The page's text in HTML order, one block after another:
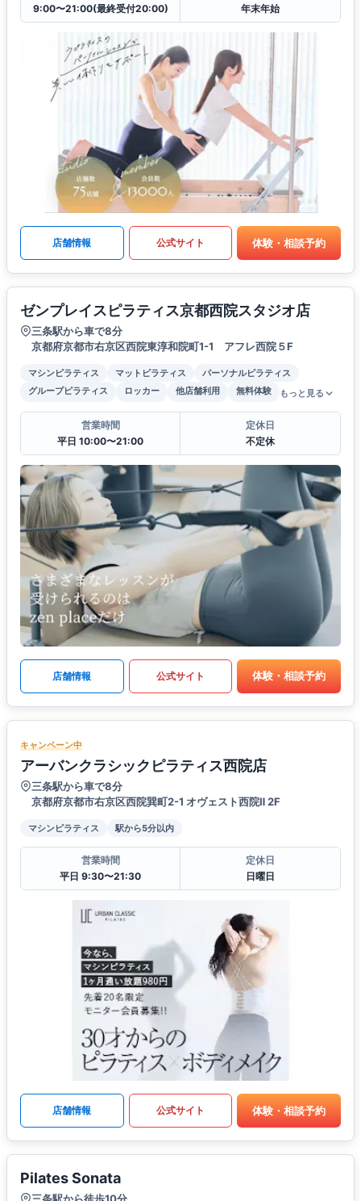
9:00〜21:00(最終受付20:00)
年末年始
店舗情報 公式サイト 体験・相談予約
ゼンプレイスピラティス京都西院スタジオ店
三条駅から車で8分
京都府京都市右京区西院東淳和院町1-1 アフレ西院５F
マシンピラティス マットピラティス
パーソナルピラティス
グループピラティス
ロッカー 他店舗利用 無料体験 もっと見る
営業時間
平日 10:00〜21:00
定休日
不定休
店舗情報 公式サイト 体験・相談予約
キャンペーン中
アーバンクラシックピラティス西院店
三条駅から車で8分
京都府京都市右京区西院巽町2-1 オヴェスト西院Ⅱ 2F
マシンピラティス 駅から5分以内
営業時間
平日 9:30〜21:30
定休日
日曜日
店舗情報 公式サイト 体験・相談予約
Pilates Sonata